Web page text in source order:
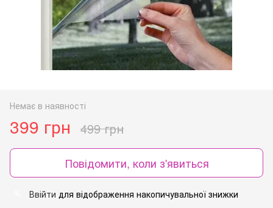
Немає в наявності
399 грн 499 грн
Повідомити, коли з'явиться
Ввійти для відображення накопичувальної знижки